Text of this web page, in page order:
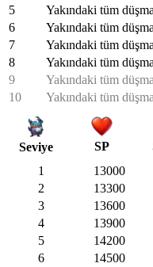
5
Yakındaki tüm
6
Yakındaki tüm
7
Yakındaki tüm
8
Yakındaki tüm
9
Yakındaki tüm
10
Yakındaki tüm
Seviye SP
1
13000
2
13300
3
13600
4
13900
5
14200
6
14500